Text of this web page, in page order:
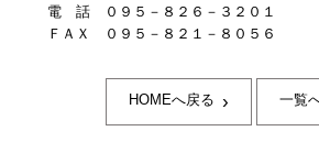
電 話 ０９５－８２６－３２０１
ＦＡＸ ０９５－８２１－８０５６
HOMEへ戻る › 一覧